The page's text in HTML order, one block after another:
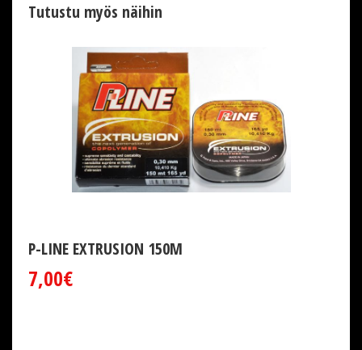
Tutustu myös näihin
P-LINE EXTRUSION 150M
7,00€